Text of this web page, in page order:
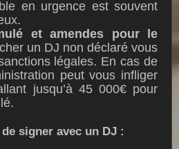
en urgence est souvent
et amendes pour le
un DJ non déclaré vous
légales. En cas de
peut vous infliger
jusqu’à 45 000€ pour
signer avec un DJ :